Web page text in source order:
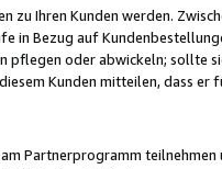
zu Ihren Kunden werden.
in Bezug auf
oder abwickeln; sollte
Kunden mitteilen, dass
Partnerprogramm